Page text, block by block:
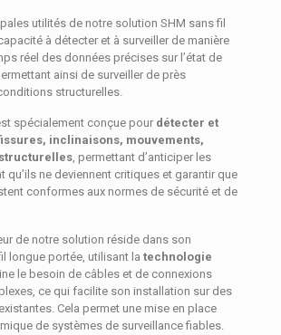
utilités de notre solution SHM sans fil
à détecter et à surveiller de manière
réel des données précises sur l’état de
ainsi de surveiller de près
structurelles.
spécialement conçue pour détecter et
inclinaisons, mouvements,
, permettant d’anticiper les
qu’ils ne deviennent critiques et garantir que
conformes aux normes de sécurité et de
de notre solution réside dans son
longue portée, utilisant la technologie
le besoin de câbles et de connexions
ce qui facilite son installation sur des
Cela permet une mise en place
de systèmes de surveillance fiables.